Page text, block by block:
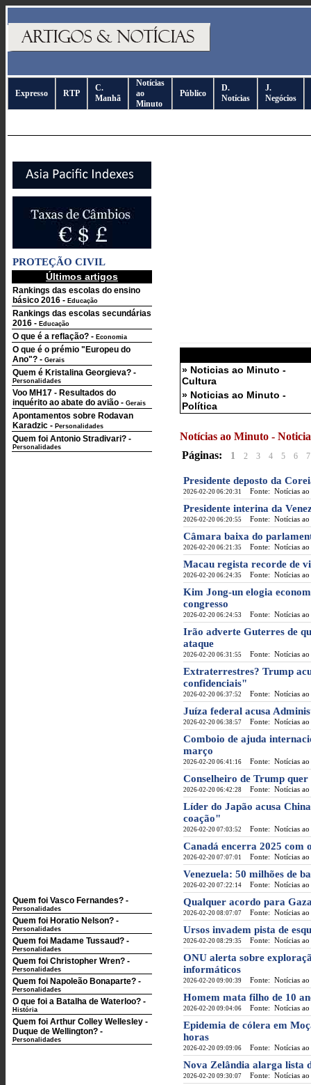
Expresso RTP
C.
Manhã
Notícias
ao
Minuto
Público
D.
Notícias
J.
Negócios
PROTEÇÃO CIVIL
Últimos artigos
Rankings das escolas do ensino
básico 2016 - Educação
Rankings das escolas secundárias
2016 - Educação
O que é a reflação? - Economia
O que é o prémio "Europeu do
Ano"? - Gerais
Quem é Kristalina Georgieva? -
Personalidades
Voo MH17 - Resultados do
inquérito ao abate do avião - Gerais
Apontamentos sobre Rodavan
Karadzic - Personalidades
Quem foi Antonio Stradivari? -
Personalidades
Quem foi Vasco Fernandes? -
Personalidades
Quem foi Horatio Nelson? -
Personalidades
Quem foi Madame Tussaud? -
Personalidades
Quem foi Christopher Wren? -
Personalidades
Quem foi Napoleão Bonaparte? -
Personalidades
O que foi a Batalha de Waterloo? -
História
Quem foi Arthur Colley Wellesley -
Duque de Wellington? -
Personalidades
» Noticias ao Minuto -
Cultura
» Noticias ao Minuto -
Política
Notícias ao Minuto -
Páginas:
1 2 3 4 5 6 7
Presidente deposto da
2026-02-20 06:20:31 Fonte: Notícias
Presidente interina da
2026-02-20 06:20:55 Fonte: Notícias
Câmara baixa do
2026-02-20 06:21:35 Fonte: Notícias
Macau regista recorde de
2026-02-20 06:24:35 Fonte: Notícias
Kim Jong-un elogia
congresso
2026-02-20 06:24:53 Fonte: Notícias
Irão adverte Guterres de
ataque
2026-02-20 06:31:55 Fonte: Notícias
Extraterrestres? Trump
confidenciais"
2026-02-20 06:37:52 Fonte: Notícias
Juíza federal acusa
2026-02-20 06:38:57 Fonte: Notícias
Comboio de ajuda
março
2026-02-20 06:41:16 Fonte: Notícias
Conselheiro de Trump quer
2026-02-20 06:42:28 Fonte: Notícias
Líder do Japão acusa
coação"
2026-02-20 07:03:52 Fonte: Notícias
Canadá encerra 2025 com
2026-02-20 07:07:01 Fonte: Notícias
Venezuela: 50 milhões de
2026-02-20 07:22:14 Fonte: Notícias
Qualquer acordo para
2026-02-20 08:07:07 Fonte: Notícias
Ursos invadem pista de
2026-02-20 08:29:35 Fonte: Notícias
ONU alerta sobre
informáticos
2026-02-20 09:00:39 Fonte: Notícias
Homem mata filho de 10
2026-02-20 09:04:06 Fonte: Notícias
Epidemia de cólera em
horas
2026-02-20 09:09:06 Fonte: Notícias
Nova Zelândia alarga lista
2026-02-20 09:30:07 Fonte: Notícias